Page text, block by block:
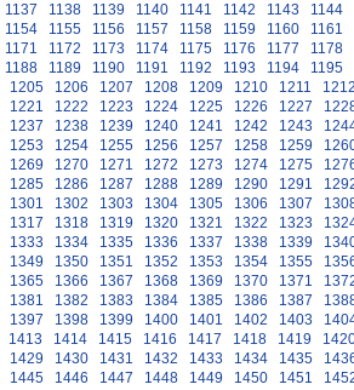
1137 1138 1139 1140 1141 1142 1143 1144
1154 1155 1156 1157 1158 1159 1160 1161
1171 1172 1173 1174 1175 1176 1177 1178
1188 1189 1190 1191 1192 1193 1194 1195
1205 1206 1207 1208 1209 1210 1211 1212
1221 1222 1223 1224 1225 1226 1227
1237 1238 1239 1240 1241 1242 1243
1253 1254 1255 1256 1257 1258 1259
1269 1270 1271 1272 1273 1274 1275
1285 1286 1287 1288 1289 1290 1291
1301 1302 1303 1304 1305 1306 1307
1317 1318 1319 1320 1321 1322 1323
1333 1334 1335 1336 1337 1338 1339
1349 1350 1351 1352 1353 1354 1355
1365 1366 1367 1368 1369 1370 1371
1381 1382 1383 1384 1385 1386 1387
1397 1398 1399 1400 1401 1402 1403
1413 1414 1415 1416 1417 1418 1419
1429 1430 1431 1432 1433 1434 1435
1445 1446 1447 1448 1449 1450 1451